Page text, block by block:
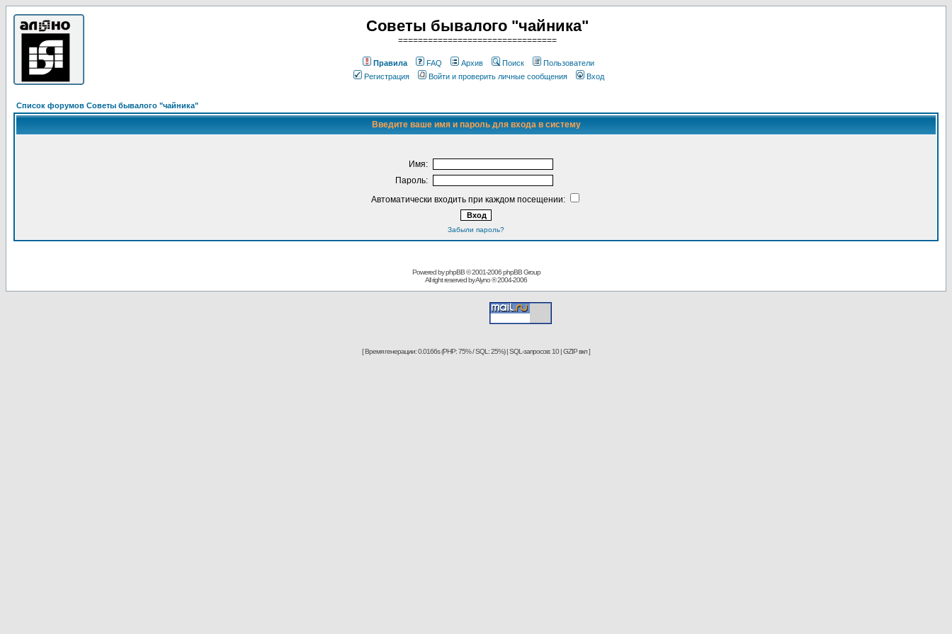
Советы бывалого "чайника"
================================
Правила FAQ Архив Поиск
Пользователи
Регистрация
Войти и проверить личные сообщения Вход
Список форумов Советы бывалого "чайника"
Введите ваше имя и пароль для входа в систему
Имя:
Пароль:
Автоматически входить при каждом посещении:
Забыли пароль?
Powered by phpBB © 2001-2006phpBB Group
All right reserved byAlyno® 2004-2006
[ Время генерации: 0.0166s (PHP: 75% / SQL: 25%) | SQL-запросов: 10 | GZIP вкл ]